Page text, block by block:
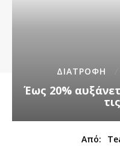
ΔΙΑΤΡΟΦΗ
Έως 20%
Από: